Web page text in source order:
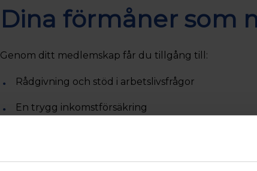
Dina förmåner som
Genom ditt medlemskap får du tillgång till:
Rådgivning och stöd i arbetslivsfrågor
En trygg inkomstförsäkring
Rabatt på konferenser och fortbildning